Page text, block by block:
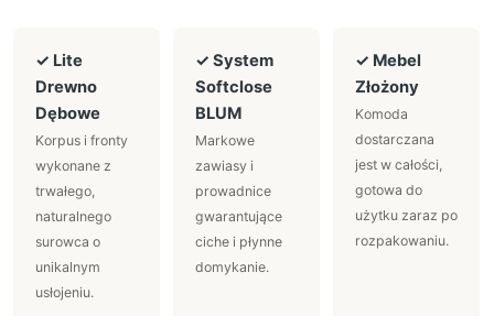
✓ Lite
Drewno
Dębowe
Korpus i fronty
wykonane z
trwałego,
naturalnego
surowca o
unikalnym
usłojeniu.
✓ System
Softclose
BLUM
Markowe
zawiasy i
prowadnice
gwarantujące
ciche i płynne
domykanie.
✓ Mebel
Złożony
Komoda
dostarczana
jest w całości,
gotowa do
użytku zaraz po
rozpakowaniu.